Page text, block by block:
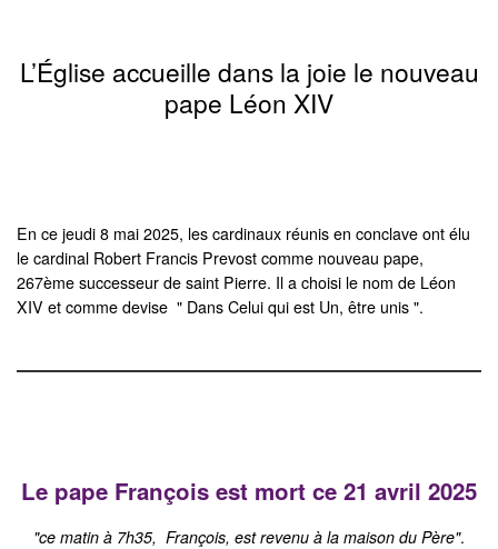
L’Église accueille dans la joie le nouveau
pape Léon XIV
En ce jeudi 8 mai 2025, les cardinaux réunis en conclave ont élu
le cardinal Robert Francis Prevost comme nouveau pape,
267ème successeur de saint Pierre. Il a choisi le nom de Léon
XIV et comme devise " Dans Celui qui est Un, être unis ".
Le pape François est mort ce 21 avril 2025
"ce matin à 7h35, François, est revenu à la maison du Père".